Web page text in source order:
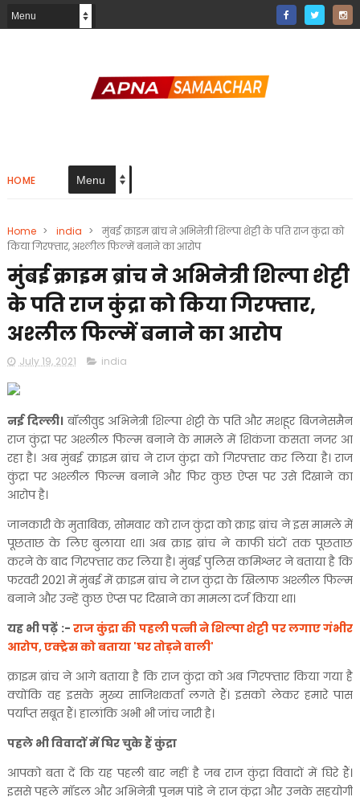
HOME
Home > india >
मुंबई क्राइम ब्रांच ने अभिनेत्री शिल्पा शेट्टी के पति राज कुंद्रा को
किया गिरफ्तार, अश्लील फिल्में बनाने का आरोप
मुंबई क्राइम ब्रांच ने अभिनेत्री शिल्पा शेट्टी
के पति राज कुंद्रा को किया गिरफ्तार,
अश्लील फिल्में बनाने का आरोप
July 19, 2021 india
नई दिल्ली।बॉलीवुड अभिनेत्री शिल्पा शेट्टी के पति और मशहूर बिजनेसमैन
राज कुंद्रा पर अश्लील फिल्म बनाने के मामले में शिकंजा कसता नजर आ
रहा है। अब मुंबई क्राइम ब्रांच ने राज कुंद्रा को गिरफ्तार कर लिया है। राज
कुंद्रा पर अश्लील फिल्म बनाने और फिर कुछ ऐप्स पर उसे दिखाने का
आरोप है।
जानकारी के मुताबिक, सोमवार को राज कुंद्रा को क्राइ ब्रांच ने इस मामले में
पूछताछ के लिए बुलाया था। अब क्राइ ब्रांच ने काफी घंटों तक पूछताछ
करने के बाद गिरफ्तार कर लिया है। मुंबई पुलिस कमिश्नर ने बताया है कि
फरवरी 2021 में मुंबई में क्राइम ब्रांच ने राज कुंद्रा के खिलाफ अश्लील फिल्म
बनाने और उन्हें कुछ ऐप्स पर दिखाने का मामला दर्ज किया था।
यह भी पढ़ें :- राज कुंद्रा की पहली पत्नी ने शिल्पा शेट्टी पर लगाए गंभीर
आरोप, एक्ट्रेस को बताया 'घर तोड़ने वाली'
क्राइम ब्रांच ने आगे बताया है कि राज कुंद्रा को अब गिरफ्तार किया गया है
क्योंकि वह इसके मुख्य साजिशकर्ता लगते हैं। इसको लेकर हमारे पास
पर्याप्त सबूत हैं। हालांकि अभी भी जांच जारी है।
पहले भी विवादों में घिर चुके हैं कुंद्रा
आपको बता दें कि यह पहली बार नहीं है जब राज कुंद्रा विवादों में घिरे हैं।
इससे पहले मॉडल और अभिनेत्री पूनम पांडे ने राज कुंद्रा और उनके सहयोगी